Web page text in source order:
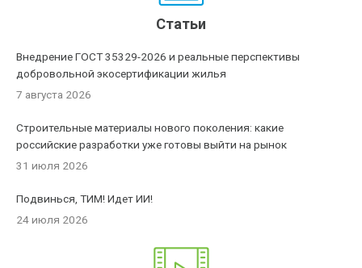
Статьи
Внедрение ГОСТ 35329-2026 и реальные перспективы
добровольной экосертификации жилья
7 августа 2026
Строительные материалы нового поколения: какие
российские разработки уже готовы выйти на рынок
31 июля 2026
Подвинься, ТИМ! Идет ИИ!
24 июля 2026